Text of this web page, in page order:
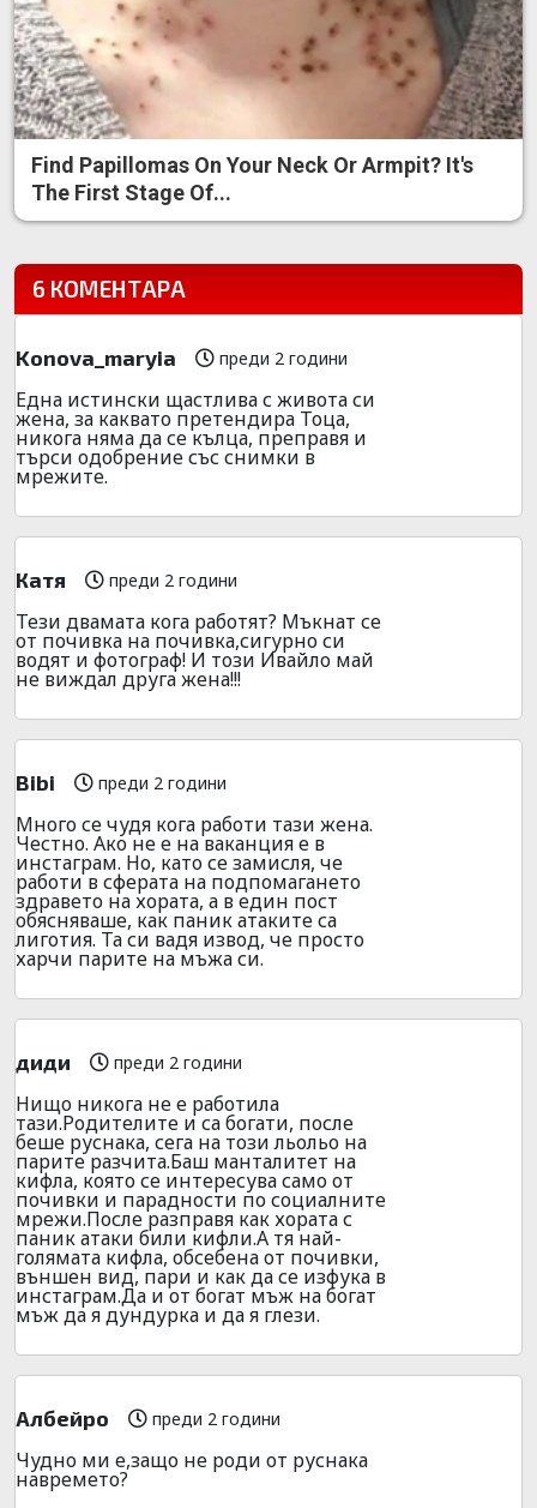
Find Papillomas On Your Neck Or Armpit? It's
The First Stage Of...
6 КОМЕНТАРА
Konova_maryia преди 2 години
Една истински щастлива с живота си
жена, за каквато претендира Тоца,
никога няма да се кълца, преправя и
търси одобрение със снимки в
мрежите.
Катя преди 2 години
Тези двамата кога работят? Мъкнат се
от почивка на почивка,сигурно си
водят и фотограф! И този Ивайло май
не виждал друга жена!!!
Bibi преди 2 години
Много се чудя кога работи тази жена.
Честно. Ако не е на ваканция е в
инстаграм. Но, като се замисля, че
работи в сферата на подпомагането
здравето на хората, а в един пост
обясняваше, как паник атаките са
лиготия. Та си вадя извод, че просто
харчи парите на мъжа си.
диди преди 2 години
Нищо никога не е работила
тази.Родителите и са богати, после
беше руснака, сега на този льольо на
парите разчита.Баш манталитет на
кифла, която се интересува само от
почивки и парадности по социалните
мрежи.После разправя как хората с
паник атаки били кифли.А тя най-
голямата кифла, обсебена от почивки,
външен вид, пари и как да се изфука в
инстаграм.Да и от богат мъж на богат
мъж да я дундурка и да я глези.
Албейро преди 2 години
Чудно ми е,защо не роди от руснака
навремето?